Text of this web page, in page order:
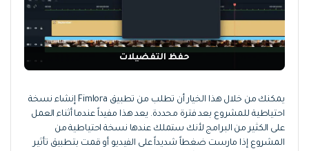
حفظ التفضيلات
يمكنك من خلال هذا الخيار أن تطلب من تطبيق Fimlora إنشاء نسخة
احتياطية للمشروع بعد فترة محددة. يعد هذا مفيداً عندما أثناء العمل
على الكثير من البرامج لأنك ستملك عندها نسخة احتياطية من
المشروع إذا مارست ضغطاً شديداً على الفيديو أو قمت بتطبيق تأثير